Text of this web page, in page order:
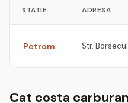
STATIE ADRESA
Petrom Str.
Cat costa